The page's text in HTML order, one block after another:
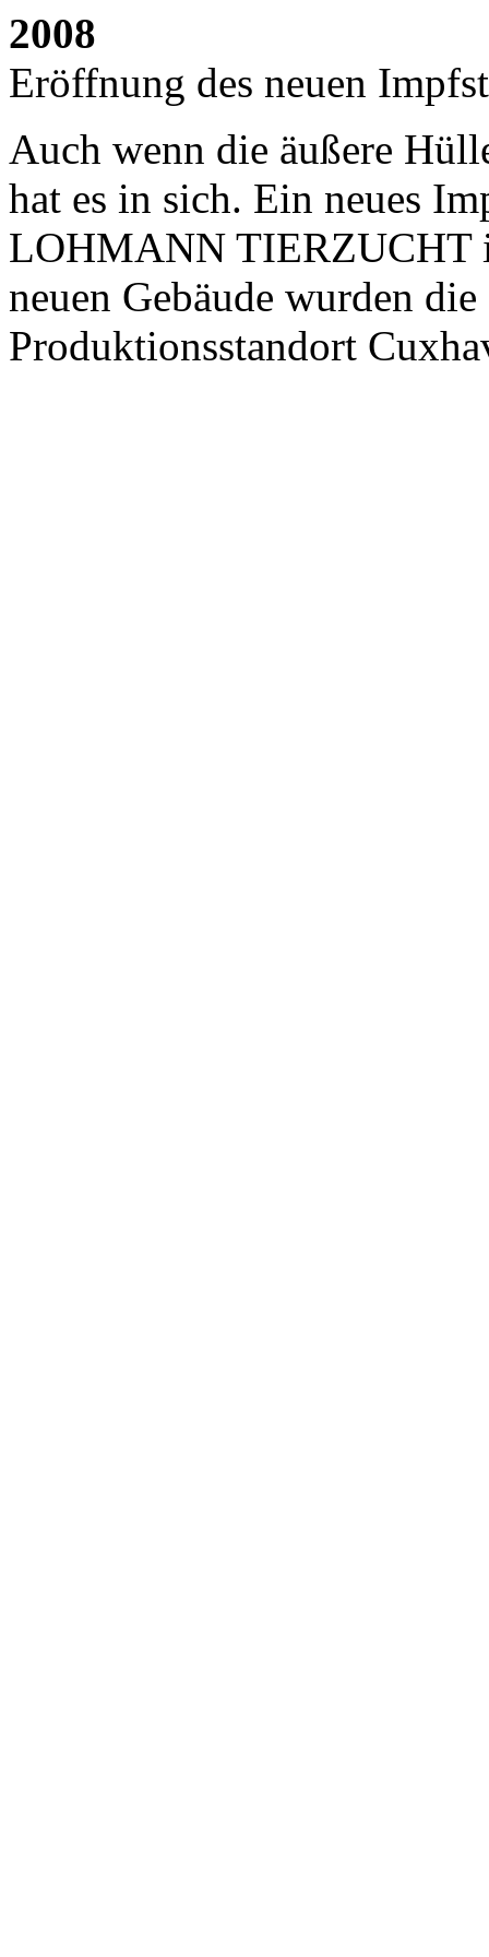
2008
Eröffnung des neuen
Auch wenn die äußere
hat es in sich. Ein neues
LOHMANN TIERZUCHT
neuen Gebäude wurden
Produktionsstandort